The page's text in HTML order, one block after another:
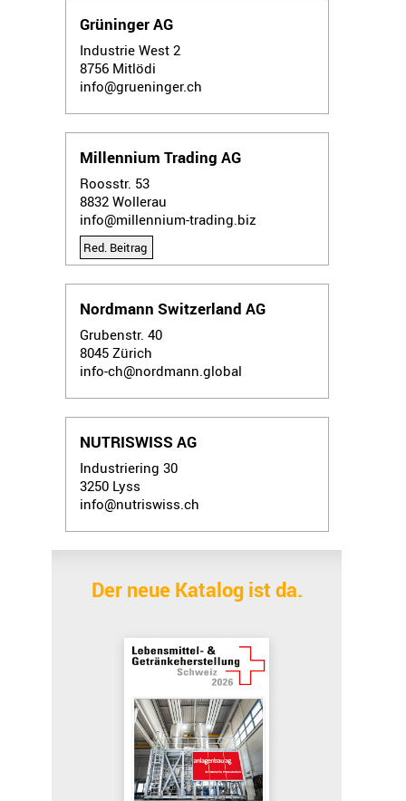
Grüninger AG
Industrie West 2
8756 Mitlödi
info@grueninger.ch
Millennium Trading AG
Roosstr. 53
8832 Wollerau
info@millennium-trading.biz
Red. Beitrag
Nordmann Switzerland AG
Grubenstr. 40
8045 Zürich
info-ch@nordmann.global
NUTRISWISS AG
Industriering 30
3250 Lyss
info@nutriswiss.ch
Der neue Katalog ist da.